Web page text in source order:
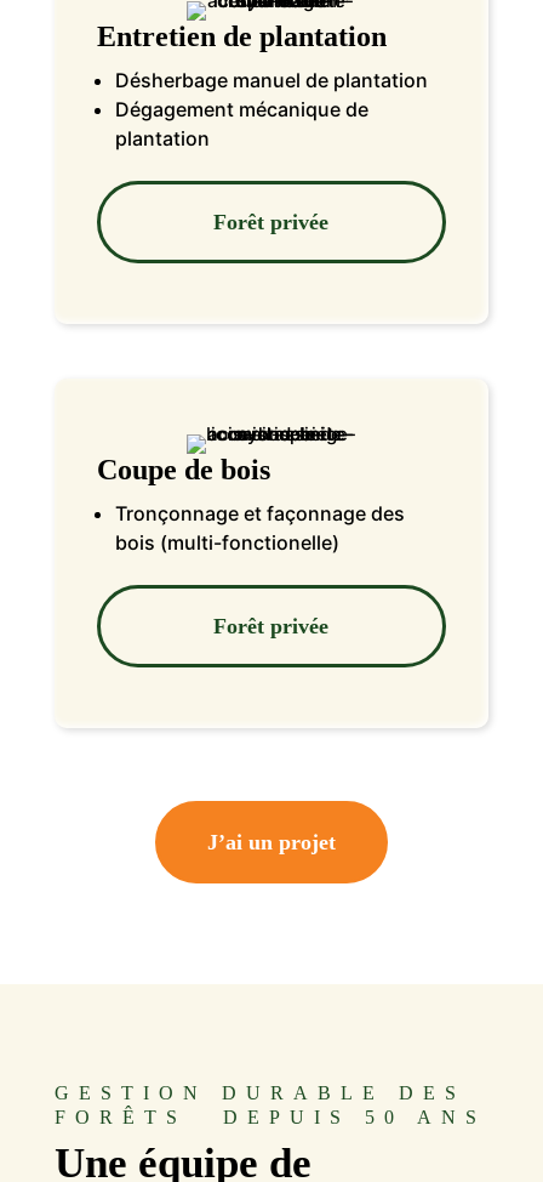
Entretien de plantation
Désherbage manuel de plantation
Dégagement mécanique de
plantation
Forêt privée
Coupe de bois
Tronçonnage et façonnage des
bois (multi-fonctionelle)
Forêt privée
J’ai un projet
GESTION DURABLE DES
FORÊTS DEPUIS 50 ANS
Une équipe de